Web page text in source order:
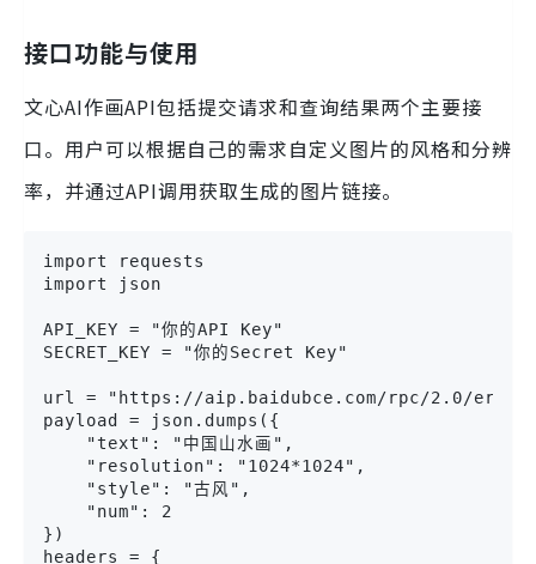
接口功能与使用
文心AI作画API包括提交请求和查询结果两个主要接
口。用户可以根据自己的需求自定义图片的风格和分辨
率，并通过API调用获取生成的图片链接。
import requests
import json
API_KEY = "你的API Key"
SECRET_KEY = "你的Secret Key"
url = "https://aip.baidubce.com/rpc/2.0/
payload = json.dumps({
    "text": "中国山水画",
    "resolution": "1024*1024",
    "style": "古风",
    "num": 2
})
headers = {